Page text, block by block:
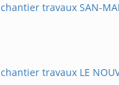
travaux SAN-
travaux LE